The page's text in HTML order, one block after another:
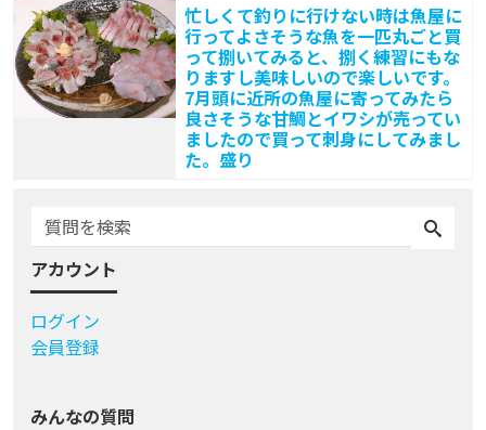
忙しくて釣りに行けない時は魚屋に
行ってよさそうな魚を一匹丸ごと買
って捌いてみると、捌く練習にもな
りますし美味しいので楽しいです。
7月頭に近所の魚屋に寄ってみたら
良さそうな甘鯛とイワシが売ってい
ましたので買って刺身にしてみまし
た。盛り
アカウント
ログイン
会員登録
みんなの質問